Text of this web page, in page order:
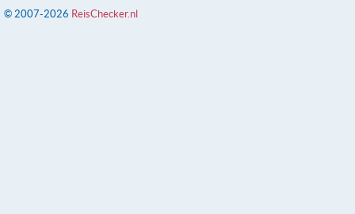
© 2007-2026 ReisChecker.nl